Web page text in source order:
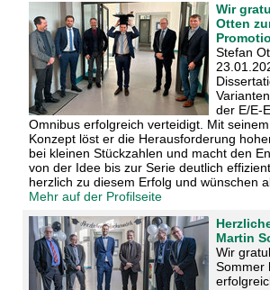
Wir
Otten
Stefan
der E/E-
Omnibus erfolgreich verteidigt. Mit
Konzept löst er die Herausforderung
bei kleinen Stückzahlen und macht den
von der Idee bis zur Serie deutlich
herzlich zu diesem Erfolg und wünschen
Mehr auf der Profilseite
Martin
Wir
Sommer